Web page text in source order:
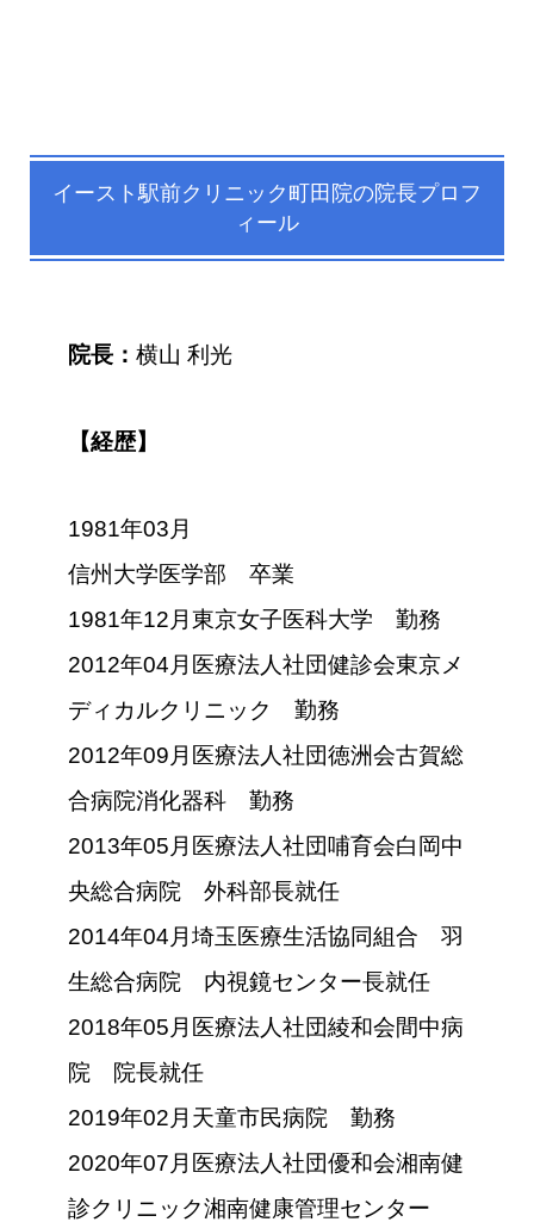
イースト駅前クリニック町田院の院長プロフ
ィール
院長： 横山 利光
【経歴】
1981年03月
信州大学医学部 卒業
1981年12月東京女子医科大学 勤務
2012年04月医療法人社団健診会東京メ
ディカルクリニック 勤務
2012年09月医療法人社団徳洲会古賀総
合病院消化器科 勤務
2013年05月医療法人社団哺育会白岡中
央総合病院 外科部長就任
2014年04月埼玉医療生活協同組合 羽
生総合病院 内視鏡センター長就任
2018年05月医療法人社団綾和会間中病
院 院長就任
2019年02月天童市民病院 勤務
2020年07月医療法人社団優和会湘南健
診クリニック湘南健康管理センター